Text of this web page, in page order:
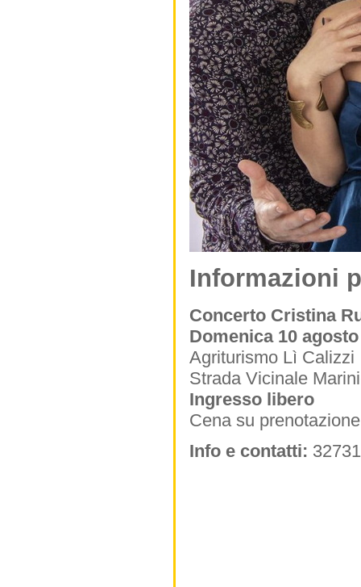
Informazioni
Concerto Cristina
Domenica 10
Agriturismo Lì Calizzi
Strada Vicinale
Ingresso libero
Cena su prenotazione
Info e contatti: